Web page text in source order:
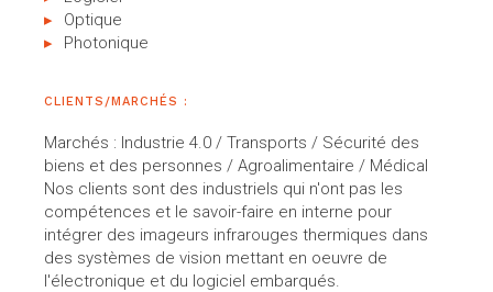
Optique
Photonique
CLIENTS/MARCHÉS :
Marchés : Industrie 4.0 / Transports / Sécurité des
biens et des personnes / Agroalimentaire / Médical
Nos clients sont des industriels qui n'ont pas les
compétences et le savoir-faire en interne pour
intégrer des imageurs infrarouges thermiques dans
des systèmes de vision mettant en oeuvre de
l'électronique et du logiciel embarqués.